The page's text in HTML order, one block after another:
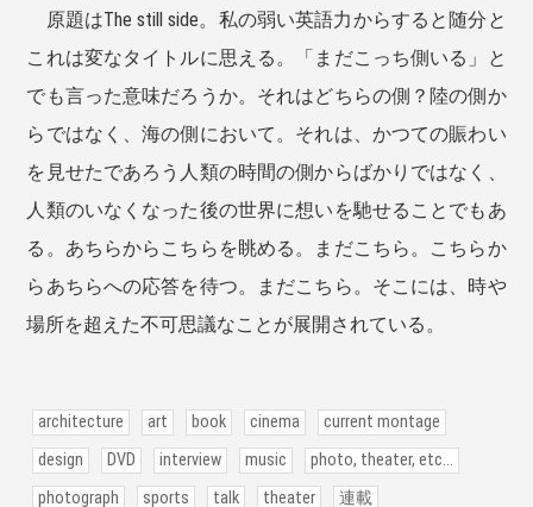
原題はThe still side。私の弱い英語力からすると随分と
これは変なタイトルに思える。「まだこっち側いる」と
でも言った意味だろうか。それはどちらの側？陸の側か
らではなく、海の側において。それは、かつての賑わい
を見せたであろう人類の時間の側からばかりではなく、
人類のいなくなった後の世界に想いを馳せることでもあ
る。あちらからこちらを眺める。まだこちら。こちらか
らあちらへの応答を待つ。まだこちら。そこには、時や
場所を超えた不可思議なことが展開されている。
architecture art book cinema
current montage
design
DVD interview music
photo, theater, etc...
photograph
sports talk theater 連載